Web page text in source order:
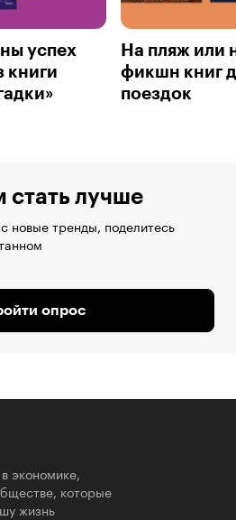
успех
книги
На пляж или
фикшн книг
поездок
стать лучше
новые тренды, поделитесь
опрос
экономике,
которые
жизнь